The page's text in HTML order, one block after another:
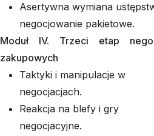
Asertywna wymiana
negocjowanie pakietowe.
Moduł IV. Trzeci etap
zakupowych
Taktyki i manipulacje w
negocjacjach.
Reakcja na blefy i gry
negocjacyjne.